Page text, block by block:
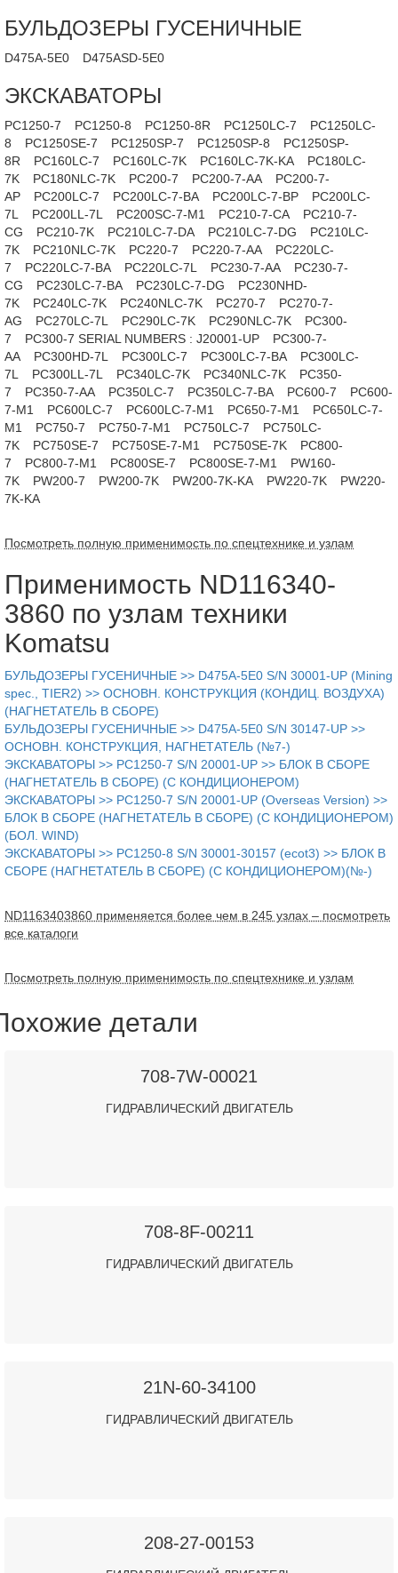
БУЛЬДОЗЕРЫ ГУСЕНИЧНЫЕ
D475A-5E0 D475ASD-5E0
ЭКСКАВАТОРЫ
PC1250-7 PC1250-8 PC1250-8R PC1250LC-7
PC1250LC-
8
PC1250SE-7 PC1250SP-7 PC1250SP-8
PC1250SP-
8R
PC160LC-7 PC160LC-7K PC160LC-7K-KA
PC180LC-
7K
PC180NLC-7K PC200-7 PC200-7-AA
PC200-7-
AP
PC200LC-7 PC200LC-7-BA PC200LC-7-BP
PC200LC-
7L
PC200LL-7L PC200SC-7-M1 PC210-7-CA
PC210-7-
CG
PC210-7K PC210LC-7-DA PC210LC-7-DG
PC210LC-
7K
PC210NLC-7K PC220-7 PC220-7-AA
PC220LC-
7
PC220LC-7-BA PC220LC-7L PC230-7-AA
PC230-7-
CG
PC230LC-7-BA PC230LC-7-DG
PC230NHD-
7K
PC240LC-7K PC240NLC-7K PC270-7
PC270-7-
AG
PC270LC-7L PC290LC-7K PC290NLC-7K
PC300-
7
PC300-7 SERIAL NUMBERS : J20001-UP
PC300-7-
AA
PC300HD-7L PC300LC-7 PC300LC-7-BA
PC300LC-
7L
PC300LL-7L PC340LC-7K PC340NLC-7K
PC350-
7
PC350-7-AA PC350LC-7 PC350LC-7-BA PC600-7
PC600-
7-M1
PC600LC-7 PC600LC-7-M1 PC650-7-M1
PC650LC-7-
M1
PC750-7 PC750-7-M1 PC750LC-7
PC750LC-
7K
PC750SE-7 PC750SE-7-M1 PC750SE-7K
PC800-
7
PC800-7-M1 PC800SE-7 PC800SE-7-M1
PW160-
7K
PW200-7 PW200-7K PW200-7K-KA PW220-7K
PW220-
7K-KA
Посмотреть полную применимость по спецтехнике и узлам
Применимость ND116340-
3860 по узлам техники
Komatsu
БУЛЬДОЗЕРЫ ГУСЕНИЧНЫЕ >> D475A-5E0 S/N 30001-UP (Mining
spec., TIER2) >> ОСНОВН. КОНСТРУКЦИЯ (КОНДИЦ. ВОЗДУХА)
(НАГНЕТАТЕЛЬ В СБОРЕ)
БУЛЬДОЗЕРЫ ГУСЕНИЧНЫЕ >> D475A-5E0 S/N 30147-UP >>
ОСНОВН. КОНСТРУКЦИЯ, НАГНЕТАТЕЛЬ (№7-)
ЭКСКАВАТОРЫ >> PC1250-7 S/N 20001-UP >> БЛОК В СБОРЕ
(НАГНЕТАТЕЛЬ В СБОРЕ) (С КОНДИЦИОНЕРОМ)
ЭКСКАВАТОРЫ >> PC1250-7 S/N 20001-UP (Overseas Version) >>
БЛОК В СБОРЕ (НАГНЕТАТЕЛЬ В СБОРЕ) (С КОНДИЦИОНЕРОМ)
(БОЛ. WIND)
ЭКСКАВАТОРЫ >> PC1250-8 S/N 30001-30157 (ecot3) >> БЛОК В
СБОРЕ (НАГНЕТАТЕЛЬ В СБОРЕ) (С КОНДИЦИОНЕРОМ)(№-)
ND1163403860 применяется более чем в 245 узлах – посмотреть
все каталоги
Посмотреть полную применимость по спецтехнике и узлам
детали
708-7W-00021
ГИДРАВЛИЧЕСКИЙ ДВИГАТЕЛЬ
708-8F-00211
ГИДРАВЛИЧЕСКИЙ ДВИГАТЕЛЬ
21N-60-34100
ГИДРАВЛИЧЕСКИЙ ДВИГАТЕЛЬ
208-27-00153